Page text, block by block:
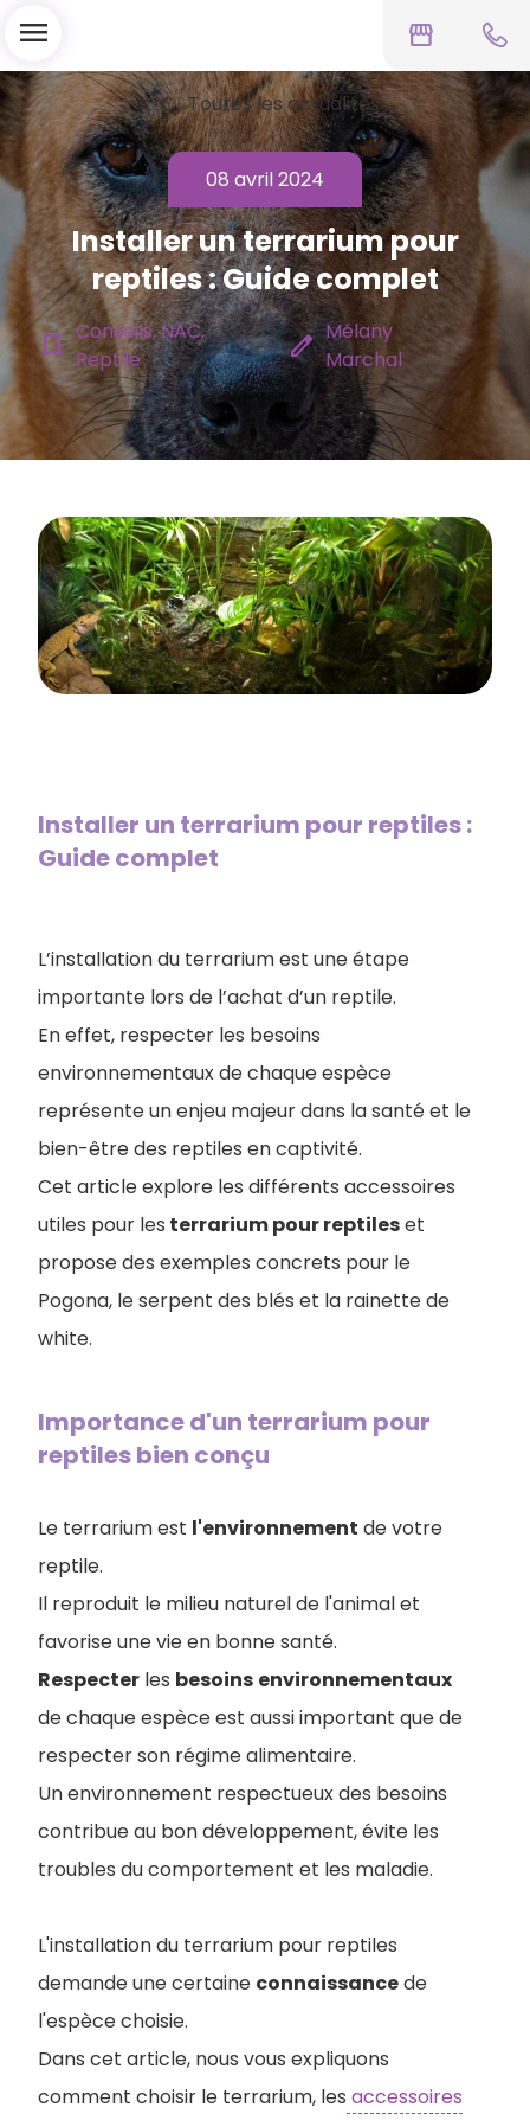
storefront
menu
chevron_left Toutes les actualités
08 avril 2024
Installer un terrarium pour
reptiles : Guide complet
bookmark_border Conseils, NAC,
Reptile
edit Mélany
Marchal
Installer un terrarium pour reptiles :
Guide complet
L’installation du terrarium est une étape
importante lors de l’achat d’un reptile.
En effet, respecter les besoins
environnementaux de chaque espèce
représente un enjeu majeur dans la santé et le
bien-être des reptiles en captivité.
Cet article explore les différents accessoires
utiles pour les terrarium pour reptileset
propose des exemples concrets pour le
Pogona, le serpent des blés et la rainette de
white.
Importance d'un terrarium pour
reptiles bien conçu
Le terrarium est l'environnement de votre
reptile.
Il reproduit le milieu naturel de l'animal et
favorise une vie en bonne santé.
Respecter les besoins environnementaux
de chaque espèce est aussi important que de
respecter son régime alimentaire.
Un environnement respectueux des besoins
contribue au bon développement, évite les
troubles du comportement et les maladie.
L'installation du terrarium pour reptiles
demande une certaine connaissancede
l'espèce choisie.
Dans cet article, nous vous expliquons
comment choisir le terrarium, les accessoires